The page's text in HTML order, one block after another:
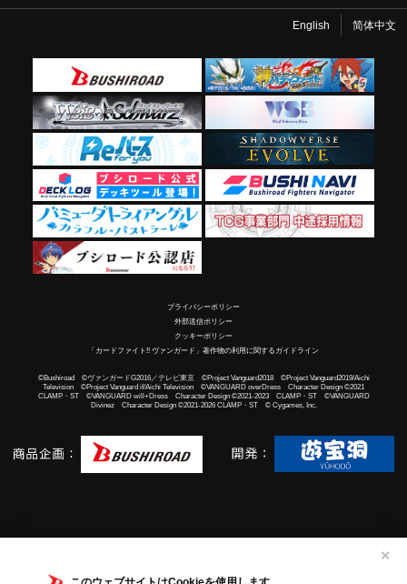
✕
English 简体中文
プライバシーポリシー
外部送信ポリシー
クッキーポリシー
「カードファイト!! ヴァンガード」著作物の利用に関するガイドライン
©Bushiroad ©ヴァンガードG2016／テレビ東京 ©Project Vanguard2018 ©Project Vanguard2019/Aichi
Television ©Project Vanguard if/Aichi Television ©VANGUARD overDress Character Design ©2021
CLAMP・ST ©VANGUARD will+Dress Character Design ©2021-2023 CLAMP・ST ©VANGUARD
Divinez Character Design ©2021-2026 CLAMP・ST © Cygames, Inc.